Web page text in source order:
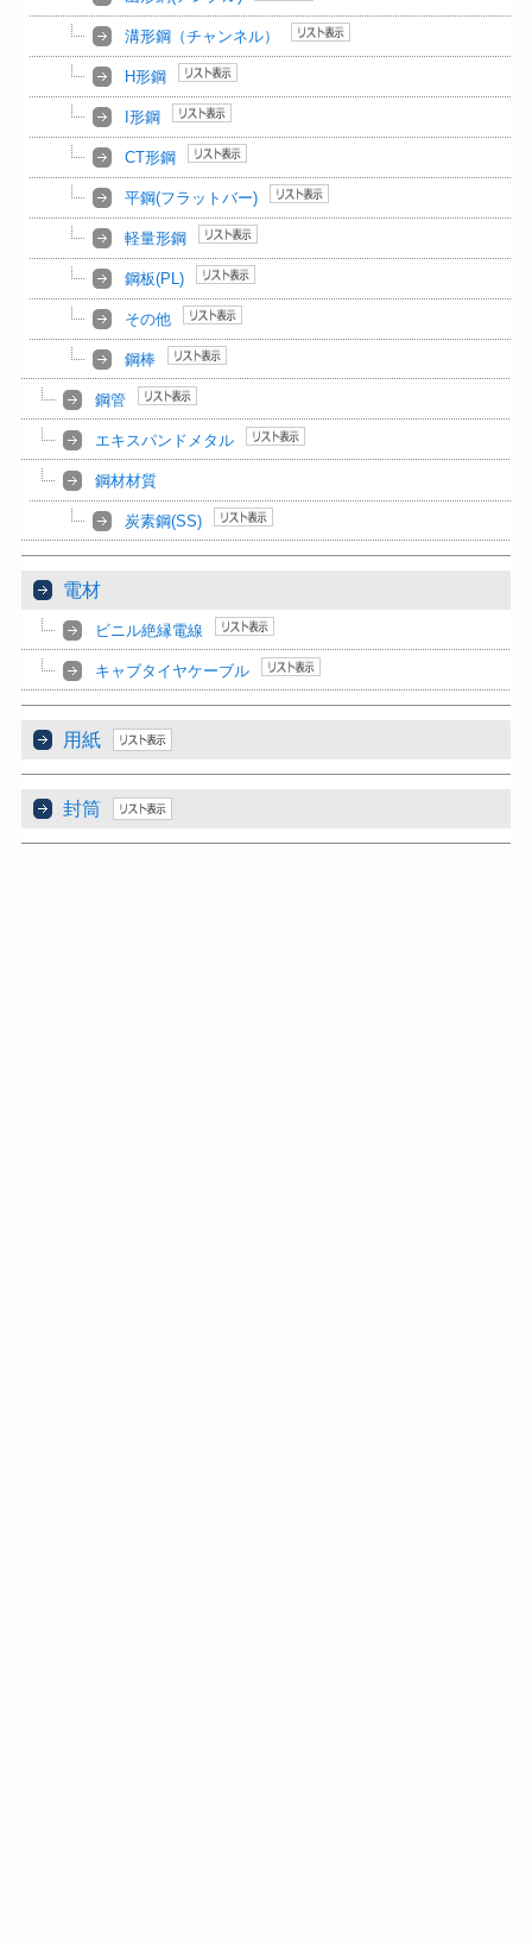
溝形鋼（チャンネル）
H形鋼
I形鋼
CT形鋼
平鋼(フラットバー)
軽量形鋼
鋼板(PL)
その他
鋼棒
鋼管
エキスパンドメタル
鋼材材質
炭素鋼(SS)
電材
ビニル絶縁電線
キャブタイヤケーブル
用紙
封筒